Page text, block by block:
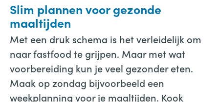
Slim plannen voor gezonde
maaltijden
Met een druk schema is het verleidelijk om
naar fastfood te grijpen. Maar met wat
voorbereiding kun je veel gezonder eten.
Maak op zondag bijvoorbeeld een
weekplanning voor je maaltijden. Kook